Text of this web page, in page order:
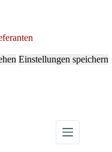
Einstellungen speichern